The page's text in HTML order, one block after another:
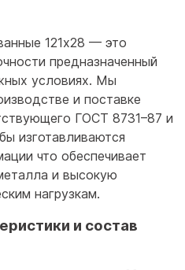
121x28 — это
предназначенный
условиях. Мы
и поставке
ГОСТ 8731–87 и
изготавливаются
что обеспечивает
и высокую
нагрузкам.
и состав